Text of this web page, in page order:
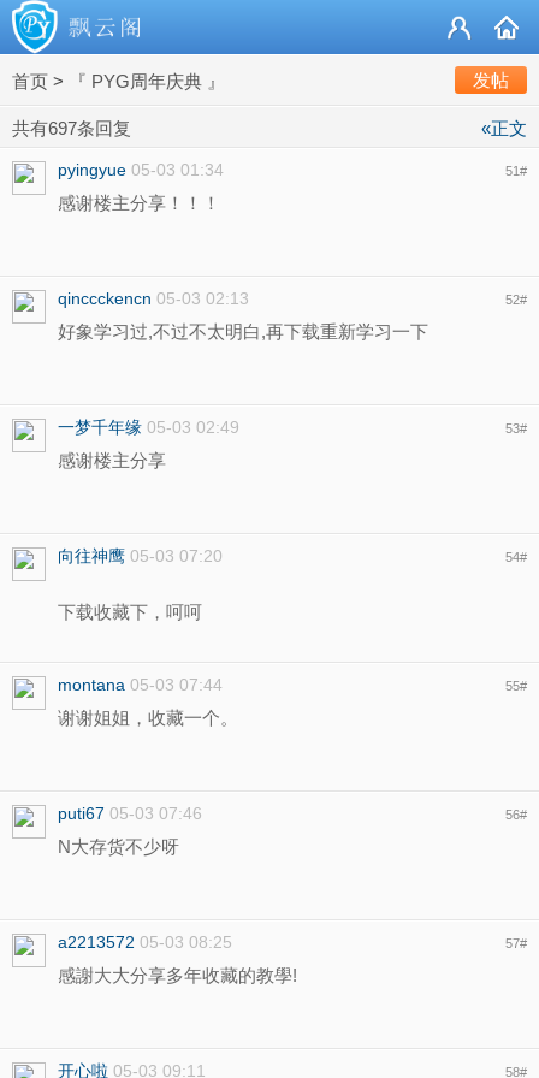
首页 > 『 PYG周年庆典 』 发帖
«正文
共有697条回复
pyingyue 05-03 01:34 51#
感谢楼主分享！！！
qinccckencn 05-03 02:13 52#
好象学习过,不过不太明白,再下载重新学习一下
一梦千年缘 05-03 02:49 53#
感谢楼主分享
向往神鹰 05-03 07:20 54#
下载收藏下，呵呵
montana 05-03 07:44 55#
谢谢姐姐，收藏一个。
puti67 05-03 07:46 56#
N大存货不少呀
a2213572 05-03 08:25 57#
感謝大大分享多年收藏的教學!
开心啦 05-03 09:11 58#